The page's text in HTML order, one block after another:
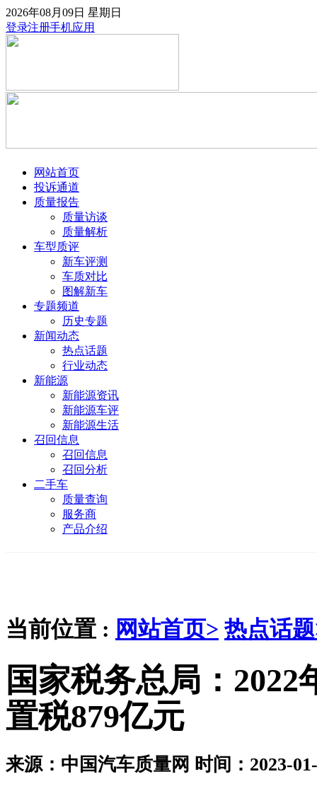
2026年08月09日 星期日
登录注册手机应用
网站首页
投诉通道
质量报告
质量访谈
质量解析
车型质评
新车评测
车质对比
图解新车
专题频道
历史专题
新闻动态
热点话题
行业动态
新能源
新能源资讯
新能源车评
新能源生活
召回信息
召回信息
召回分析
二手车
质量查询
服务商
产品介绍
当前位置 : 网站首页> 热点话
国家税务总局：
置税879亿元
来源：中国汽车质量网 时间：2023-